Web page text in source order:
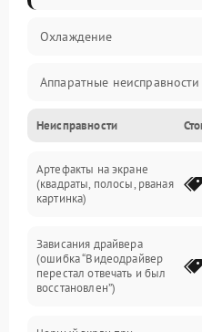
Охлаждение
Аппаратные неисправности
Перегрев и термопроблемы
Видео
Интерфейсные и
Неисправности
Артефакты на экране
(квадраты, полосы, рваная
картинка)
Зависания драйвера
(ошибка “Видеодрайвер
перестал отвечать и был
восстановлен”)